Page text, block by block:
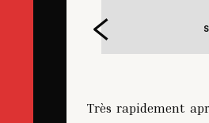
Très rapidement